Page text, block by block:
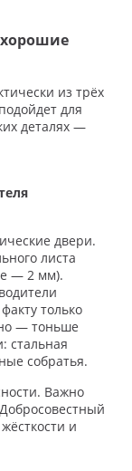
из трёх
для
деталях —
двери.
листа
— 2 мм).
только
— тоньше
стальная
собратья.
Важно
и